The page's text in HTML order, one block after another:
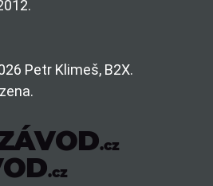
Petr Klimeš, B2X.